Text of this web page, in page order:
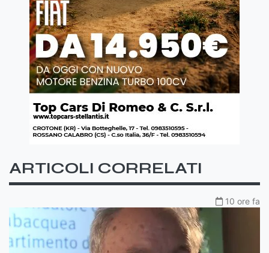
ARTICOLI CORRELATI
10 ore fa